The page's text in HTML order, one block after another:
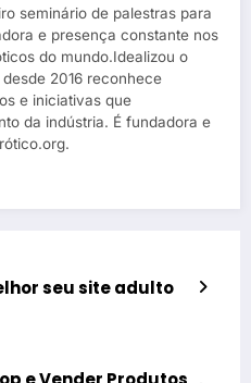
seminário de palestras para
e presença constante nos
do mundo.Idealizou o
2016 reconhece
e iniciativas que
da indústria. É fundadora e
seu site adulto